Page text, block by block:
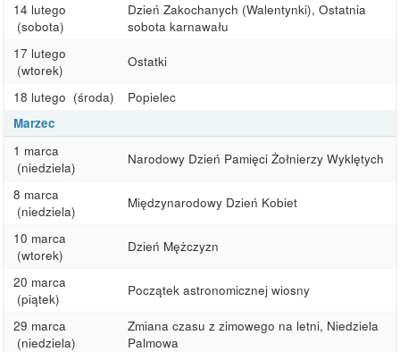
14 lutego
(sobota)
Dzień Zakochanych (Walentynki), Ostatnia
sobota karnawału
17 lutego
(wtorek)
Ostatki
18 lutego (środa)
Popielec
Marzec
1 marca
(niedziela)
Narodowy Dzień Pamięci Żołnierzy Wyklętych
8 marca
(niedziela)
Międzynarodowy Dzień Kobiet
10 marca
(wtorek)
Dzień Mężczyzn
20 marca
(piątek)
Początek astronomicznej wiosny
29 marca
(niedziela)
Zmiana czasu z zimowego na letni, Niedziela
Palmowa